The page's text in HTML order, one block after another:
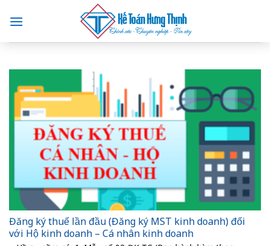
content
Đăng ký thuế lần đầu (Đăng ký MST kinh doanh) đối
với Hộ kinh doanh – Cá nhân kinh doanh